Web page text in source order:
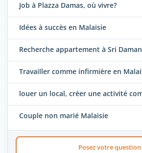
Job à Plazza Damas, où vivre?
Idées à succès en Malaisie
Recherche appartement à Sri
Travailler comme infirmière en
louer un local, créer une activité
Couple non marié Malaisie
Posez votre question